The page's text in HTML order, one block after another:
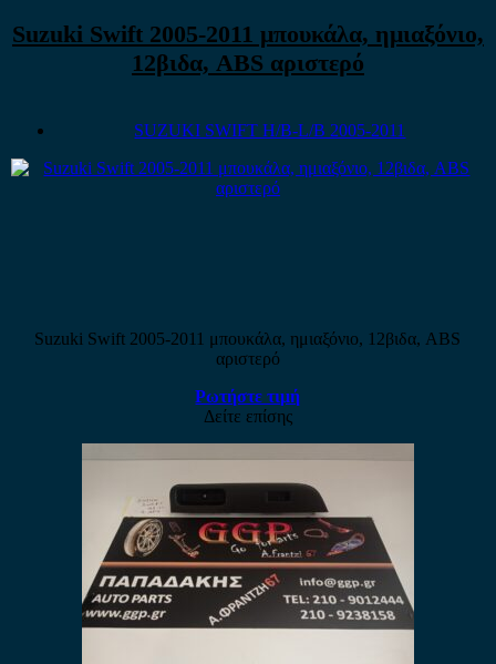
Suzuki Swift 2005-2011 μπουκάλα, ημιαξόνιο,
12βιδα, ABS αριστερό
SUZUKI SWIFT H/B-L/B 2005-2011
Suzuki Swift 2005-2011 μπουκάλα, ημιαξόνιο, 12βιδα, ABS
αριστερό
Ρωτήστε τιμή
Δείτε επίσης